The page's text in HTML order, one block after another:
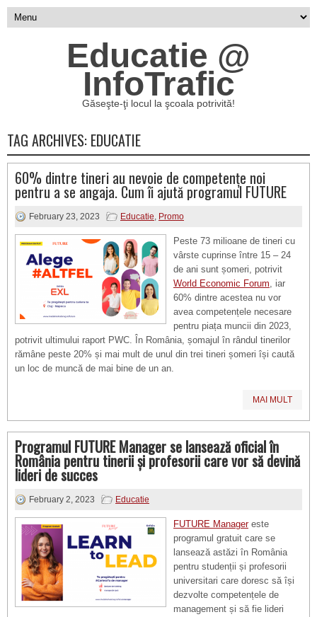
Educatie @
InfoTrafic
Găseşte-ţi locul la şcoala potrivită!
TAG ARCHIVES: EDUCATIE
60% dintre tineri au nevoie de competențe noi
pentru a se angaja. Cum îi ajută programul FUTURE
February 23, 2023 Educatie, Promo
Peste 73 milioane de tineri cu
vârste cuprinse între 15 – 24
de ani sunt șomeri, potrivit
World Economic Forum, iar
60% dintre acestea nu vor
avea competențele necesare
pentru piața muncii din 2023,
potrivit ultimului raport PWC. În România, șomajul în rândul tinerilor
rămâne peste 20% și mai mult de unul din trei tineri șomeri își caută
un loc de muncă de mai bine de un an.
MAI MULT
Programul FUTURE Manager se lansează oficial în
România pentru tinerii și profesorii care vor să devină
lideri de succes
February 2, 2023 Educatie
FUTURE Managereste
programul gratuit care se
lansează astăzi în România
pentru studenții și profesorii
universitari care doresc să își
dezvolte competențele de
management și să fie lideri